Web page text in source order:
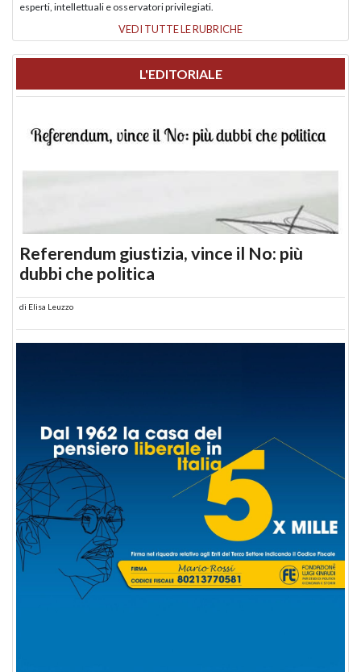
esperti, intellettuali e osservatori privilegiati.
VEDI TUTTE LE RUBRICHE
L'EDITORIALE
Referendum giustizia, vince il No: più
dubbi che politica
di Elisa Leuzzo